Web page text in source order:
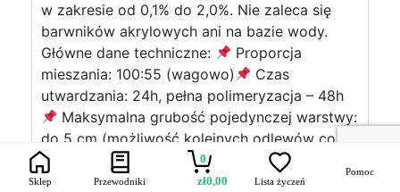
w zakresie od 0,1% do 2,0%. Nie zaleca się
barwników akrylowych ani na bazie wody.
Główne dane techniczne:
Proporcja
mieszania: 100:55 (wagowo)
Czas
utwardzania: 24h, pełna polimeryzacja – 48h
Maksymalna grubość pojedynczej warstwy:
do 5 cm (możliwość kolejnych odlewów co
12–24h)
Zakres temperatur pracy: od +10°C
do +30°C *Aby pracować z żywicą
Sklep Przewodniki
0
zł0,00 Lista życzeń
Pomoc